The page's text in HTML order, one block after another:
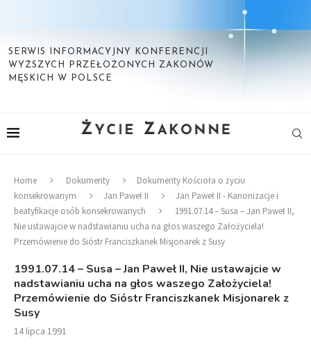
SERWIS INFORMACYJNY KONFERENCJI
WYŻSZYCH PRZEŁOŻONYCH ZAKONÓW
MĘSKICH W POLSCE
Home Dokumenty
Dokumenty Kościoła o życiu
konsekrowanym
Jan Paweł II
Jan Paweł II - Kanonizacje i
beatyfikacje osób konsekrowanych
1991.07.14 – Susa – Jan Paweł II,
Nie ustawajcie w nadstawianiu ucha na głos waszego Założyciela!
Przemówienie do Sióstr Franciszkanek Misjonarek z Susy
1991.07.14 – Susa – Jan Paweł II, Nie ustawajcie w
nadstawianiu ucha na głos waszego Założyciela!
Przemówienie do Sióstr Franciszkanek Misjonarek z
Susy
14 lipca 1991